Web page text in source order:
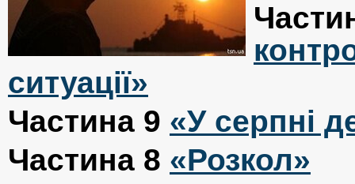
ситуації»
Частина 9 «У серпні
Частина 8 «Розкол»